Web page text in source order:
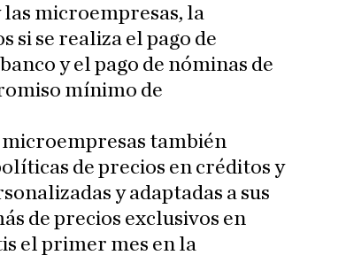
las microempresas, la
si se realiza el pago de
y el pago de nóminas de
mínimo de
también
de precios en créditos y
y adaptadas a sus
de precios exclusivos en
el primer mes en la